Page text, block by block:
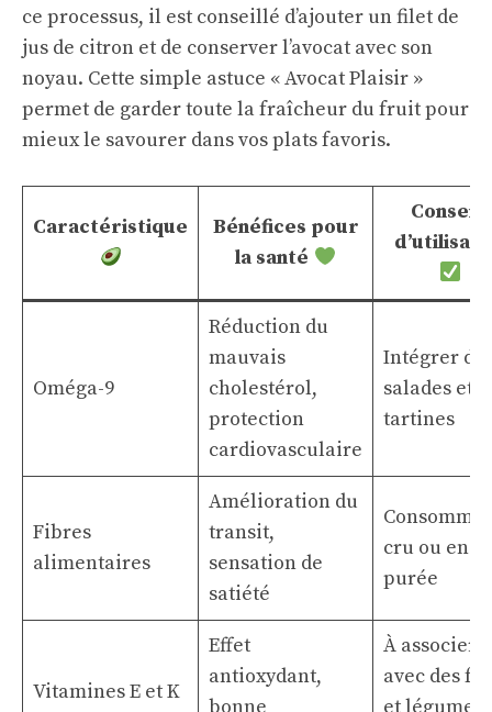
ce processus, il est conseillé d’ajouter un filet de
jus de citron et de conserver l’avocat avec son
noyau. Cette simple astuce « Avocat Plaisir »
permet de garder toute la fraîcheur du fruit pour
mieux le savourer dans vos plats favoris.
Caractéristique
Bénéfices pour
la santé
Conseils
Oméga-9
Réduction du
mauvais
cholestérol,
protection
cardiovasculaire
Intégrer
salades et
tartines
Fibres
alimentaires
Amélioration du
transit,
sensation de
satiété
Consommer
cru ou en
purée
Vitamines E et K
Effet
antioxydant,
À associer
avec des